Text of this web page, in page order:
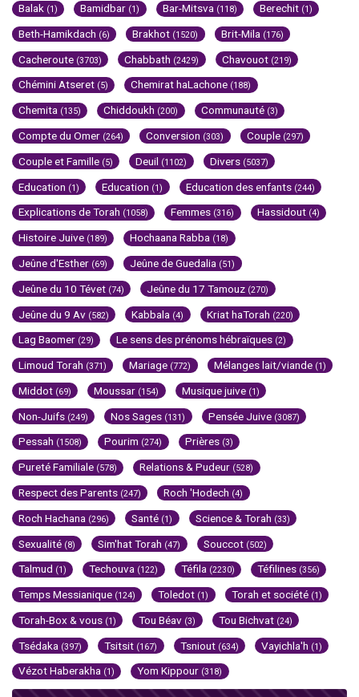
Balak (1) Bamidbar (1) Bar-Mitsva (118) Berechit (1)
Beth-Hamikdach (6) Brakhot (1520) Brit-Mila (176)
Cacheroute (3703) Chabbath (2429) Chavouot (219)
Chémini Atseret (5) Chemirat haLachone (188)
Chemita (135) Chiddoukh (200) Communauté (3)
Compte du Omer (264) Conversion (303) Couple (297)
Couple et Famille (5) Deuil (1102) Divers (5037)
Education (1) Education (1) Education des enfants (244)
Explications de Torah (1058) Femmes (316) Hassidout (4)
Histoire Juive (189) Hochaana Rabba (18)
Jeûne d'Esther (69) Jeûne de Guedalia (51)
Jeûne du 10 Tévet (74) Jeûne du 17 Tamouz (270)
Jeûne du 9 Av (582) Kabbala (4) Kriat haTorah (220)
Lag Baomer (29) Le sens des prénoms hébraïques (2)
Limoud Torah (371) Mariage (772) Mélanges lait/viande (1)
Middot (69) Moussar (154) Musique juive (1)
Non-Juifs (249) Nos Sages (131) Pensée Juive (3087)
Pessah (1508) Pourim (274) Prières (3)
Pureté Familiale (578) Relations & Pudeur (528)
Respect des Parents (247) Roch 'Hodech (4)
Roch Hachana (296) Santé (1) Science & Torah (33)
Sexualité (8) Sim'hat Torah (47) Souccot (502)
Talmud (1) Techouva (122) Téfila (2230) Téfilines (356)
Temps Messianique (124) Toledot (1) Torah et société (1)
Torah-Box & vous (1) Tou Béav (3) Tou Bichvat (24)
Tsédaka (397) Tsitsit (167) Tsniout (634) Vayichla'h (1)
Vézot Haberakha (1) Yom Kippour (318)